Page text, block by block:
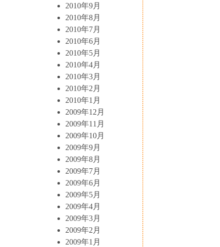
2010年9月
2010年8月
2010年7月
2010年6月
2010年5月
2010年4月
2010年3月
2010年2月
2010年1月
2009年12月
2009年11月
2009年10月
2009年9月
2009年8月
2009年7月
2009年6月
2009年5月
2009年4月
2009年3月
2009年2月
2009年1月